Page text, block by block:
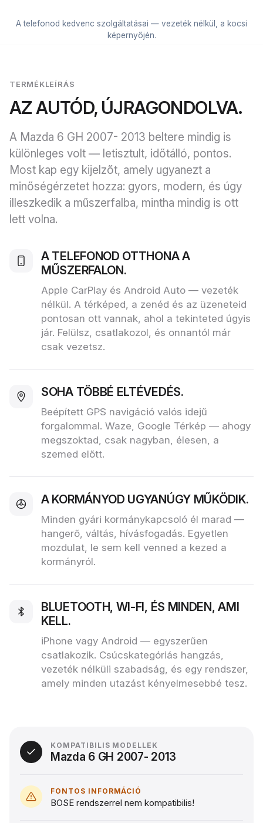
A telefonod kedvenc szolgáltatásai — vezeték nélkül, a kocsi
képernyőjén.
TERMÉKLEÍRÁS
AZ AUTÓD, ÚJRAGONDOLVA.
A Mazda 6 GH 2007- 2013 beltere mindig is
különleges volt — letisztult, időtálló, pontos.
Most kap egy kijelzőt, amely ugyanezt a
minőségérzetet hozza: gyors, modern, és úgy
illeszkedik a műszerfalba, mintha mindig is ott
lett volna.
A TELEFONOD OTTHONA A
MŰSZERFALON.
Apple CarPlay és Android Auto — vezeték
nélkül. A térképed, a zenéd és az üzeneteid
pontosan ott vannak, ahol a tekinteted úgyis
jár. Felülsz, csatlakozol, és onnantól már
csak vezetsz.
SOHA TÖBBÉ ELTÉVEDÉS.
Beépített GPS navigáció valós idejű
forgalommal. Waze, Google Térkép — ahogy
megszoktad, csak nagyban, élesen, a
szemed előtt.
A KORMÁNYOD UGYANÚGY MŰKÖDIK.
Minden gyári kormánykapcsoló él marad —
hangerő, váltás, hívásfogadás. Egyetlen
mozdulat, le sem kell venned a kezed a
kormányról.
BLUETOOTH, WI‑FI, ÉS MINDEN, AMI
KELL.
iPhone vagy Android — egyszerűen
csatlakozik. Csúcskategóriás hangzás,
vezeték nélküli szabadság, és egy rendszer,
amely minden utazást kényelmesebbé tesz.
KOMPATIBILIS MODELLEK
Mazda 6 GH 2007- 2013
FONTOS INFORMÁCIÓ
BOSE rendszerrel nem kompatibilis!